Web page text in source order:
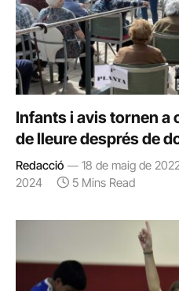
Infants i avis tornen
de lleure després de
Redacció 18 de maig de
2024
5 Mins Read